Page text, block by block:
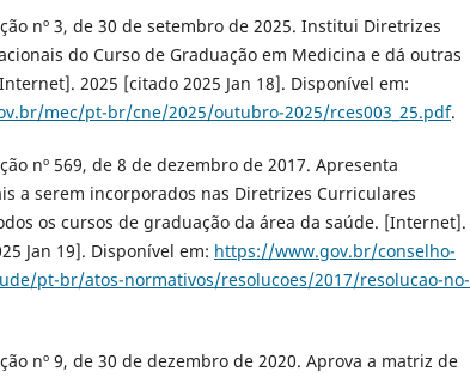
nº 3, de 30 de setembro de 2025. Institui Diretrizes
do Curso de Graduação em Medicina e dá outras
2025 [citado 2025 Jan 18]. Disponível em:
mec/pt-br/cne/2025/outubro-2025/rces003_25.pdf.
nº 569, de 8 de dezembro de 2017. Apresenta
a serem incorporados nas Diretrizes Curriculares
os cursos de graduação da área da saúde. [Internet].
Jan 19]. Disponível em: https://www.gov.br/conselho-
pt-br/atos-normativos/resolucoes/2017/resolucao-no-
nº 9, de 30 de dezembro de 2020. Aprova a matriz de